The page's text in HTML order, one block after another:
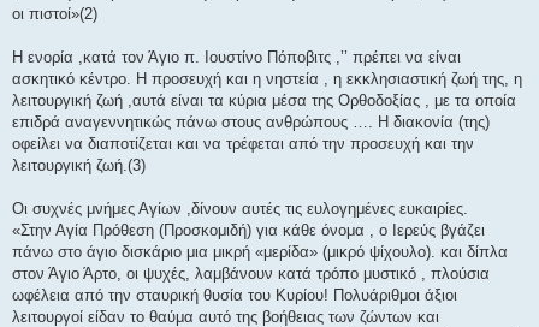
οι πιστοί»(2)
Η ενορία ,κατά τον Άγιο π. Ιουστίνο Πόποβιτς ,’’ πρέπει να είναι
ασκητικό κέντρο. Η προσευχή και η νηστεία , η εκκλησιαστική ζωή της, η
λειτουργική ζωή ,αυτά είναι τα κύρια μέσα της Ορθοδοξίας , με τα οποία
επιδρά αναγεννητικώς πάνω στους ανθρώπους …. Η διακονία (της)
οφείλει να διαποτίζεται και να τρέφεται από την προσευχή και την
λειτουργική ζωή.(3)
Οι συχνές μνήμες Αγίων ,δίνουν αυτές τις ευλογημένες ευκαιρίες.
«Στην Αγία Πρόθεση (Προσκομιδή) για κάθε όνομα , ο Ιερεύς βγάζει
πάνω στο άγιο δισκάριο μια μικρή «μερίδα» (μικρό ψίχουλο). και δίπλα
στον Άγιο Άρτο, οι ψυχές, λαμβάνουν κατά τρόπο μυστικό , πλούσια
ωφέλεια από την σταυρική θυσία του Κυρίου! Πολυάριθμοι άξιοι
λειτουργοί είδαν το θαύμα αυτό της βοήθειας των ζώντων και